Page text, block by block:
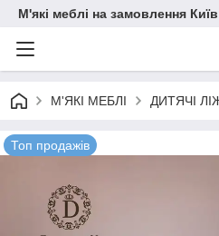
М'які меблі на замовлення
М'ЯКІ МЕБЛІ ДИТЯЧІ
Топ продажів